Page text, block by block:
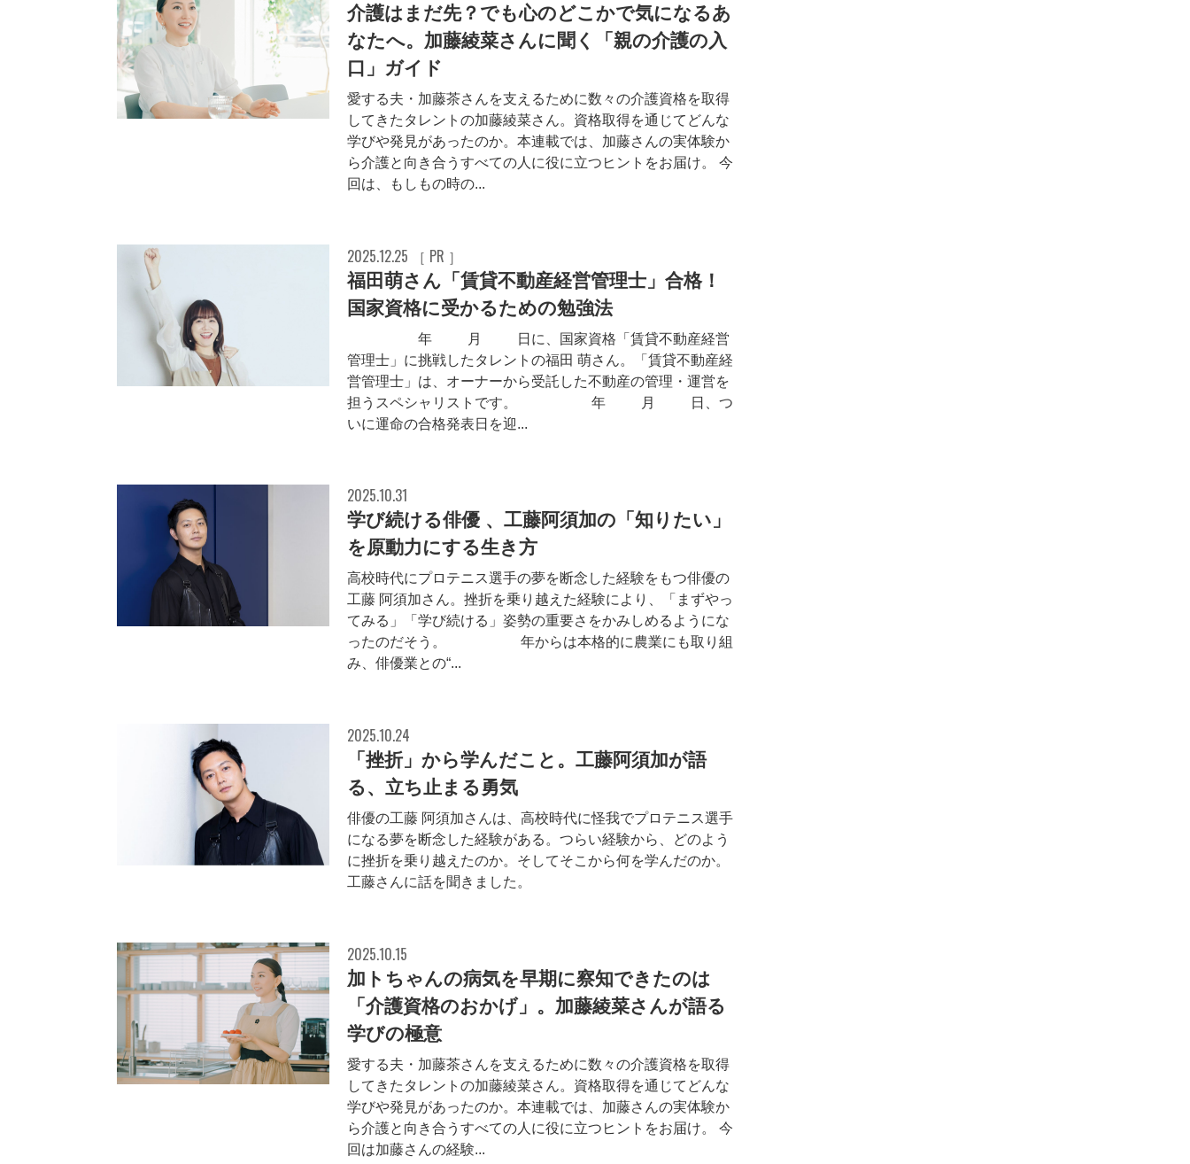
介護はまだ先？でも心のどこかで気になるあ
なたへ。加藤綾菜さんに聞く「親の介護の入
口」ガイド
愛する夫・加藤茶さんを支えるために数々の介護資格を取得
してきたタレントの加藤綾菜さん。資格取得を通じてどんな
学びや発見があったのか。本連載では、加藤さんの実体験か
ら介護と向き合うすべての人に役に立つヒントをお届け。 今
回は、もしもの時の...
2025.12.25 ［ PR ］
福田萌さん「賃貸不動産経営管理士」合格！
国家資格に受かるための勉強法
2025年11月16日に、国家資格「賃貸不動産経営
管理士」に挑戦したタレントの福田 萌さん。「賃貸不動産経
営管理士」は、オーナーから受託した不動産の管理・運営を
担うスペシャリストです。 2025年12月25日、つ
いに運命の合格発表日を迎...
2025.10.31
学び続ける俳優 、工藤阿須加の「知りたい」
を原動力にする生き方
高校時代にプロテニス選手の夢を断念した経験をもつ俳優の
工藤 阿須加さん。挫折を乗り越えた経験により、「まずやっ
てみる」「学び続ける」姿勢の重要さをかみしめるようにな
ったのだそう。 2021年からは本格的に農業にも取り組
み、俳優業との“...
2025.10.24
「挫折」から学んだこと。工藤阿須加が語
る、立ち止まる勇気
俳優の工藤 阿須加さんは、高校時代に怪我でプロテニス選手
になる夢を断念した経験がある。つらい経験から、どのよう
に挫折を乗り越えたのか。そしてそこから何を学んだのか。
工藤さんに話を聞きました。
2025.10.15
加トちゃんの病気を早期に察知できたのは
「介護資格のおかげ」。加藤綾菜さんが語る
学びの極意
愛する夫・加藤茶さんを支えるために数々の介護資格を取得
してきたタレントの加藤綾菜さん。資格取得を通じてどんな
学びや発見があったのか。本連載では、加藤さんの実体験か
ら介護と向き合うすべての人に役に立つヒントをお届け。 今
回は加藤さんの経験...